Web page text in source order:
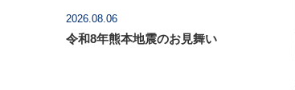
2026.08.06
令和8年熊本地震のお見舞い